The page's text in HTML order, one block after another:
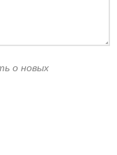
о новых